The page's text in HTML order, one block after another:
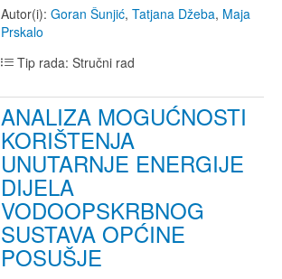
Autor(i): Goran Šunjić, Tatjana Džeba, Maja
Prskalo
Tip rada: Stručni rad
ANALIZA MOGUĆNOSTI
KORIŠTENJA
UNUTARNJE ENERGIJE
DIJELA
VODOOPSKRBNOG
SUSTAVA OPĆINE
POSUŠJE